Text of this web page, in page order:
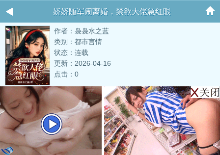
娇娇随军闹离婚，禁欲大佬急红眼
作者：袅袅水之蓝
类别：都市言情
状态：连载
更新：2026-04-16
点击：0